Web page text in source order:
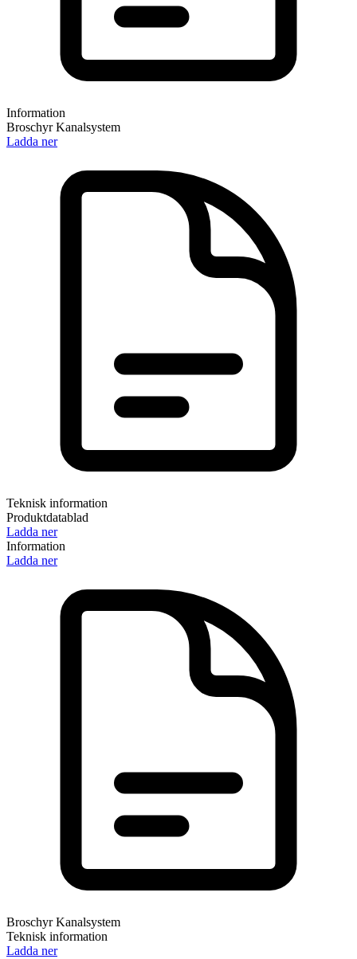
Information
Broschyr Kanalsystem
Ladda ner
Teknisk information
Produktdatablad
Ladda ner
Information
Ladda ner
Broschyr Kanalsystem
Teknisk information
Ladda ner